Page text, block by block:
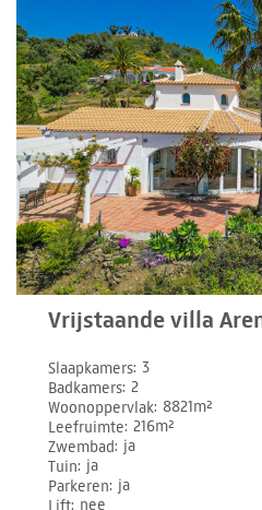
Vrijstaande villa
Slaapkamers 3
Badkamers 2
Woonoppervlak 8821m²
Leefruimte 216m²
Zwembad ja
Tuin ja
Parkeren ja
Lift nee